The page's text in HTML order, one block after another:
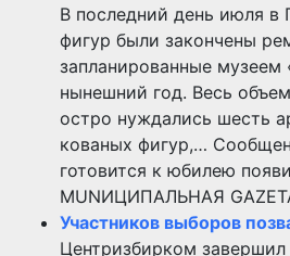
В последний день июля в
фигур были закончены
запланированные музеем
нынешний год. Весь
остро нуждались шесть
кованых фигур,…
готовится к юбилею
MUNИЦИПАЛЬНАЯ
Участников выборов
Центризбирком